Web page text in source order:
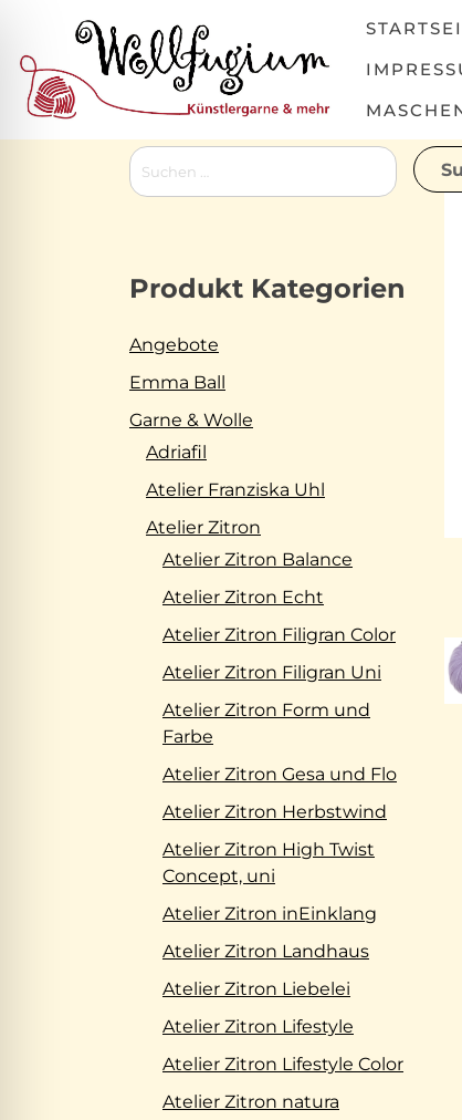
content
Suchen
nach:
Produkt Kategorien
Angebote
Emma Ball
Garne & Wolle
Adriafil
Atelier Franziska Uhl
Atelier Zitron
Atelier Zitron Balance
Atelier Zitron Echt
Atelier Zitron Filigran Color
Atelier Zitron Filigran Uni
Atelier Zitron Form und
Farbe
Atelier Zitron Gesa und Flo
Atelier Zitron Herbstwind
Atelier Zitron High Twist
Concept, uni
Atelier Zitron inEinklang
Atelier Zitron Landhaus
Atelier Zitron Liebelei
Atelier Zitron Lifestyle
Atelier Zitron Lifestyle Color
Atelier Zitron natura